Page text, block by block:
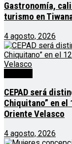
Gastronomía,
turismo en
4 agosto, 2026
CEPAD será
Chiquitano” en
Oriente Velasco
4 agosto, 2026